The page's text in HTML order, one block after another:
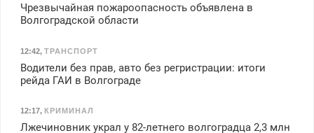
Чрезвычайная пожароопасность объявлена в
Волгоградской области
12:42, ТРАНСПОРТ
Водители без прав, авто без регристрации: итоги
рейда ГАИ в Волгограде
12:17, КРИМИНАЛ
Лжечиновник украл у 82-летнего волгоградца 2,3 млн